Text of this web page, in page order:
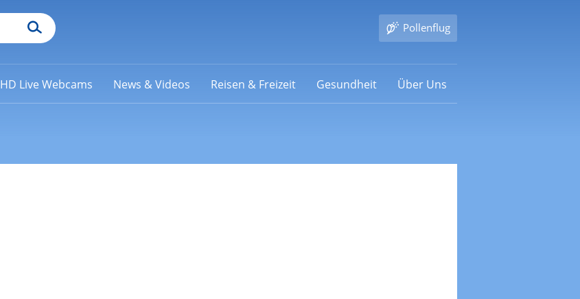
Pollenflug
HD Live Webcams News & Videos Reisen & Freizeit Gesundheit Über Uns